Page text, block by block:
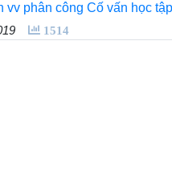
vv phân công Cố vấn học
1514